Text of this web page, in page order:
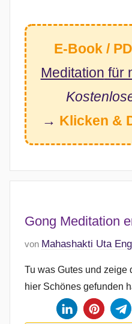
E-Book /
Meditation für
→ Klicken &
Gong Meditation
V
r
ö
f
von Mahashakti Uta
Tu was Gutes und zeige
hier Schönes gefunden